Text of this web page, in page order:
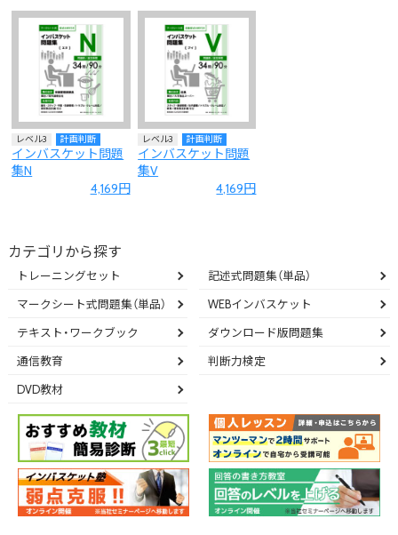
レベル3 計画判断
インバスケット問題
集N
4,169円
レベル3 計画判断
インバスケット問題
集V
4,169円
カテゴリから探す
トレーニングセット 記述式問題集（単品）
マークシート式問題集（単品） WEBインバスケット
テキスト・ワークブック ダウンロード版問題集
通信教育 判断力検定
DVD教材